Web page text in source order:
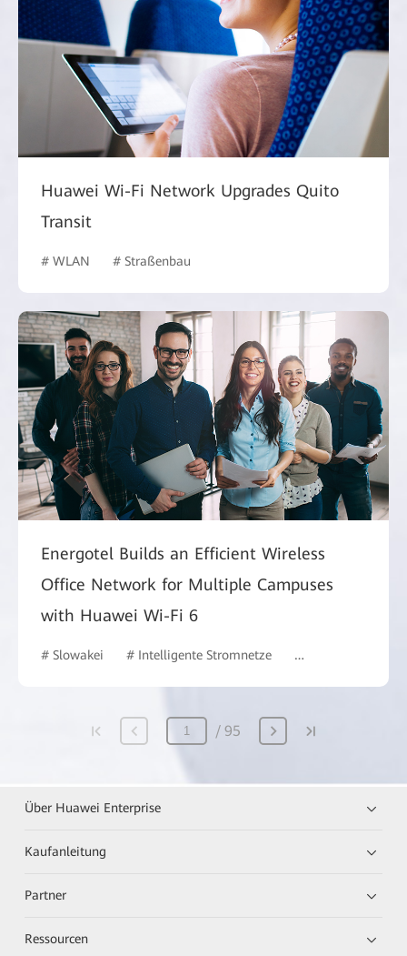
Huawei Wi-Fi Network Upgrades Quito
Transit
# WLAN # Straßenbau
Energotel Builds an Efficient Wireless
Office Network for Multiple Campuses
with Huawei Wi-Fi 6
# Slowakei # Intelligente Stromnetze # Intelligent
95
Über Huawei Enterprise
Kaufanleitung
Partner
Ressourcen